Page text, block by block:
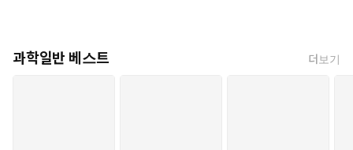
해왔다”는 결론에 이르게 되는데, 이 책의 제목에서 찰스 다윈의
과학일반 베스트 더보기